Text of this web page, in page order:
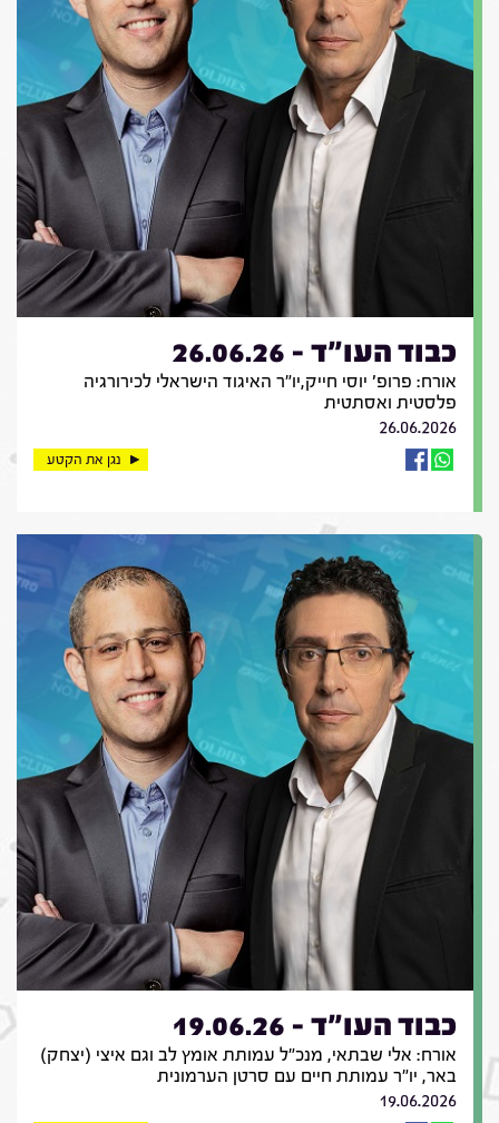
כבוד העו"ד - 26.06.26
אורח: פרופ' יוסי חייק,יו"ר האיגוד הישראלי לכירורגיה
פלסטית ואסתטית
26.06.2026
נגן את הקטע
כבוד העו"ד - 19.06.26
אורח: אלי שבתאי, מנכ"ל עמותת אומץ לב וגם איצי (יצחק)
באר, יו"ר עמותת חיים עם סרטן הערמונית
19.06.2026